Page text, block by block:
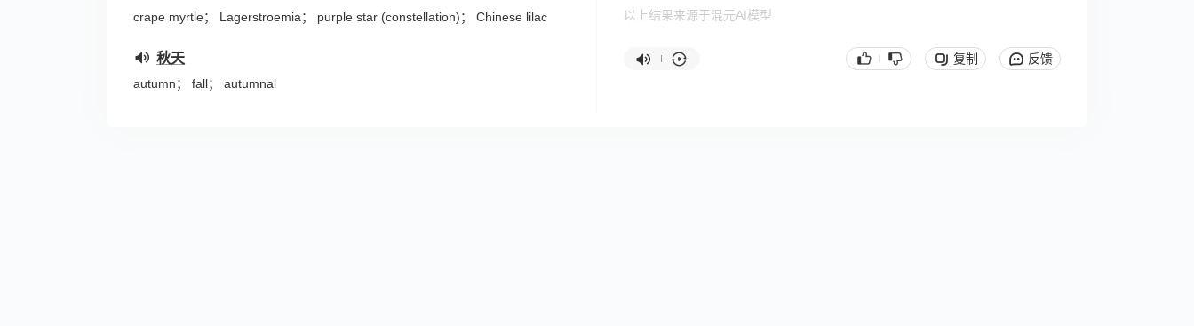
crape myrtle； Lagerstroemia； purple star (constellation)； Chinese lilac
秋天
autumn； fall； autumnal
以上结果来源于混元AI模型
复制 反馈